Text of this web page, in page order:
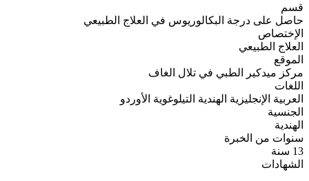
قسم
حاصل على درجة البكالوريوس في العلاج الطبيعي
الإختصاص
العلاج الطبيعي
الموقع
مركز ميدكير الطبي في تلال الغاف
اللغات
العربية الإنجليزية الهندية التيلوغوية الأوردو
الجنسية
الهندية
سنوات من الخبرة
13 سنة
الشهادات